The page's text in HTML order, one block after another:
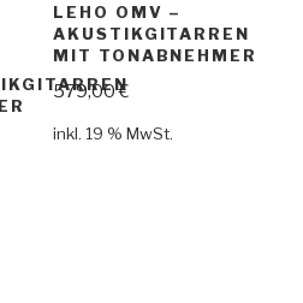
LEHO OMV –
AKUSTIKGITARREN
MIT TONABNEHMER
579,00€
inkl. 19 % MwSt.